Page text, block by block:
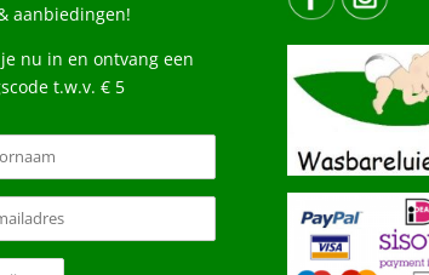
aanbiedingen!
nu in en ontvang een
t.w.v. € 5